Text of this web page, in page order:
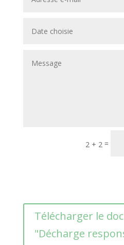
2 + 2 =
Télécharger le
"Décharge